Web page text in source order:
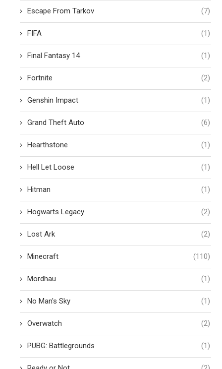
Escape From Tarkov (7)
FIFA (1)
Final Fantasy 14 (1)
Fortnite (2)
Genshin Impact (1)
Grand Theft Auto (6)
Hearthstone (1)
Hell Let Loose (1)
Hitman (1)
Hogwarts Legacy (2)
Lost Ark (2)
Minecraft (110)
Mordhau (1)
No Man's Sky (1)
Overwatch (2)
PUBG: Battlegrounds (1)